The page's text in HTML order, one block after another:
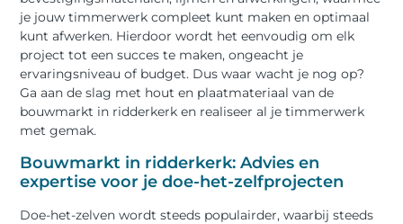
je jouw timmerwerk compleet kunt maken en optimaal
kunt afwerken. Hierdoor wordt het eenvoudig om elk
project tot een succes te maken, ongeacht je
ervaringsniveau of budget. Dus waar wacht je nog op?
Ga aan de slag met hout en plaatmateriaal van de
bouwmarkt in ridderkerk en realiseer al je timmerwerk
met gemak.
Bouwmarkt in ridderkerk: Advies en
expertise voor je doe-het-zelfprojecten
Doe-het-zelven wordt steeds populairder, waarbij steeds